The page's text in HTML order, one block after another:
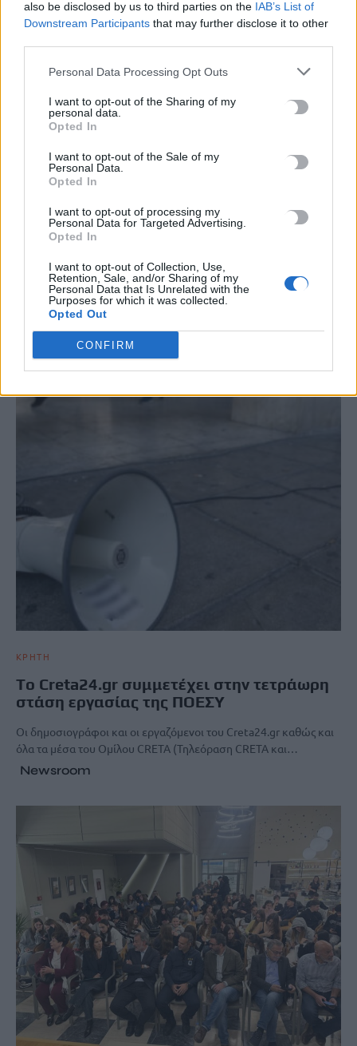
also be disclosed by us to third parties on the IAB’s List of
Downstream Participants that may further disclose it to other
Personal Data Processing Opt Outs
I want to opt-out of the Sharing of my
personal data.
Opted In
I want to opt-out of the Sale of my
Personal Data.
Opted In
I want to opt-out of processing my
Personal Data for Targeted Advertising.
Opted In
I want to opt-out of Collection, Use,
Retention, Sale, and/or Sharing of my
Personal Data that Is Unrelated with the
Purposes for which it was collected.
Opted Out
CONFIRM
Η ανακάλυψη της γραφής και η επανάσταση της
πληροφορικής
Προφυλακιστέος ο 26χρονος Αφγανός για τη δολοφονία της
38χρονης Βρετανίδας
TRENDING
ΠΑΝΑΓΙΩΤΗΣ ΜΑΡΓΑΡΗΣ
ΣΧΕΤΙΚΆ ΆΡΘΡΑ
ΚΡΗΤΗ
To Creta24.gr συμμετέχει στην τετράωρη
στάση εργασίας της ΠΟΕΣΥ
Οι δημοσιογράφοι και οι εργαζόμενοι του Creta24.gr καθώς και
όλα τα μέσα του Ομίλου CRETA (Τηλεόραση CRETA και…
Newsroom